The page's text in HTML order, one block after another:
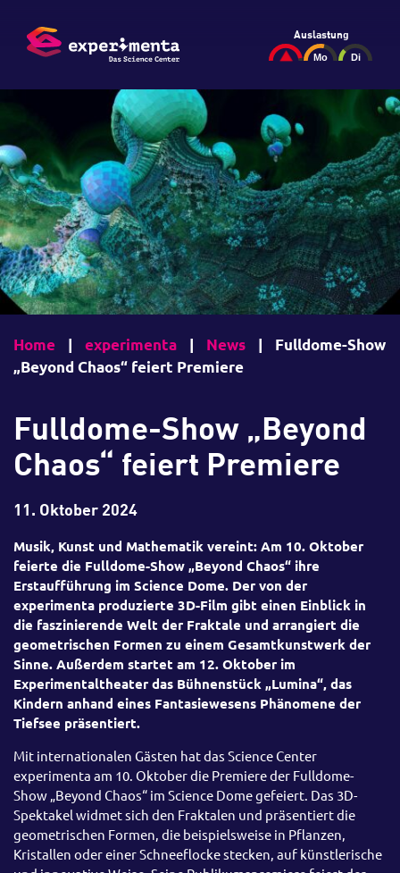
Auslastung
Home | experimenta | News |
Fulldome-Show
„Beyond Chaos“ feiert Premiere
Fulldome-Show „Beyond
Chaos“ feiert Premiere
11. Oktober 2024
Musik, Kunst und Mathematik vereint: Am 10. Oktober
feierte die Fulldome-Show „Beyond Chaos“ ihre
Erstaufführung im Science Dome. Der von der
experimenta produzierte 3D-Film gibt einen Einblick in
die faszinierende Welt der Fraktale und arrangiert die
geometrischen Formen zu einem Gesamtkunstwerk der
Sinne. Außerdem startet am 12. Oktober im
Experimentaltheater das Bühnenstück „Lumina“, das
Kindern anhand eines Fantasiewesens Phänomene der
Tiefsee präsentiert.
Mit internationalen Gästen hat das Science Center
experimenta am 10. Oktober die Premiere der Fulldome-
Show „Beyond Chaos“ im Science Dome gefeiert. Das 3D-
Spektakel widmet sich den Fraktalen und präsentiert die
geometrischen Formen, die beispielsweise in Pflanzen,
Kristallen oder einer Schneeflocke stecken, auf künstlerische